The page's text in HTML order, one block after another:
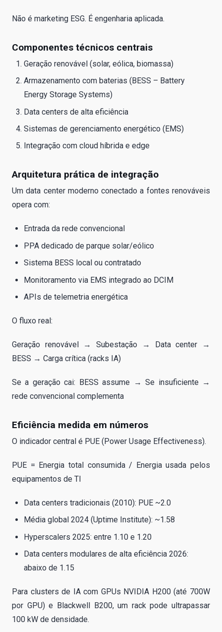
Não é marketing ESG. É engenharia aplicada.
Componentes técnicos centrais
Geração renovável (solar, eólica, biomassa)
Armazenamento com baterias (BESS – Battery
Energy Storage Systems)
Data centers de alta eficiência
Sistemas de gerenciamento energético (EMS)
Integração com cloud híbrida e edge
Arquitetura prática de integração
Um data center moderno conectado a fontes renováveis
opera com:
Entrada da rede convencional
PPA dedicado de parque solar/eólico
Sistema BESS local ou contratado
Monitoramento via EMS integrado ao DCIM
APIs de telemetria energética
O fluxo real:
Geração renovável → Subestação → Data center →
BESS → Carga crítica (racks IA)
Se a geração cai: BESS assume → Se insuficiente →
rede convencional complementa
Eficiência medida em números
O indicador central é PUE (Power Usage Effectiveness).
PUE = Energia total consumida / Energia usada pelos
equipamentos de TI
Data centers tradicionais (2010): PUE ~2.0
Média global 2024 (Uptime Institute): ~1.58
Hyperscalers 2025: entre 1.10 e 1.20
Data centers modulares de alta eficiência 2026:
abaixo de 1.15
Para clusters de IA com GPUs NVIDIA H200 (até 700W
por GPU) e Blackwell B200, um rack pode ultrapassar
100 kW de densidade.